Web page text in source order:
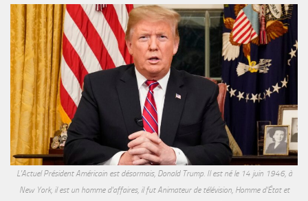
L'Actuel Président Américain est désormais, Donald Trump. Il est né le 14 juin 1946, à
New York, il est un homme d'affaires, il fut Animateur de télévision, Homme d'État et